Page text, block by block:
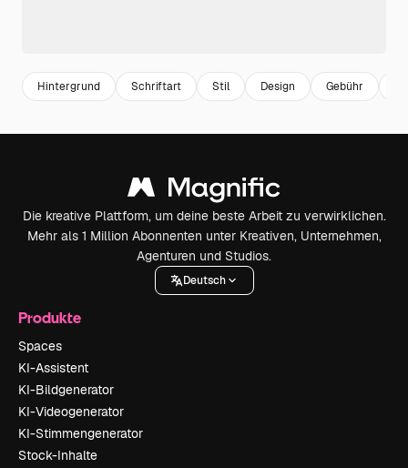
Hintergrund Schriftart Stil Design Gebühr
Die kreative Plattform, um deine beste Arbeit zu verwirklichen.
Mehr als 1 Million Abonnenten unter Kreativen, Unternehmen,
Agenturen und Studios.
Deutsch
Produkte
Spaces
KI-Assistent
KI-Bildgenerator
KI-Videogenerator
KI-Stimmengenerator
Stock-Inhalte